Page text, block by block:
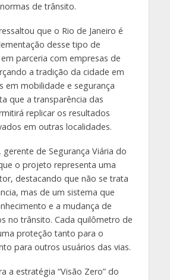
de trânsito.
que o Rio de Janeiro é
desse tipo de
parceria com empresas de
a tradição da cidade em
em mobilidade e segurança
que a transparência das
replicar os resultados
em outras localidades.
de Segurança Viária do
o projeto representa uma
destacando que não se trata
mas de um sistema que
e a mudança de
no trânsito. Cada quilômetro de
proteção tanto para o
para outros usuários das vias.
a estratégia “Visão Zero” do